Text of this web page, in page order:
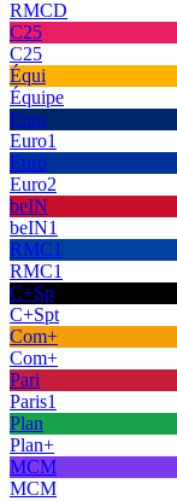
RMCD
C25
C25
Équi
Équipe
Euro
Euro1
Euro
Euro2
beIN
beIN1
RMC1
RMC1
C+Sp
C+Spt
Com+
Com+
Pari
Paris1
Plan
Plan+
MCM
MCM